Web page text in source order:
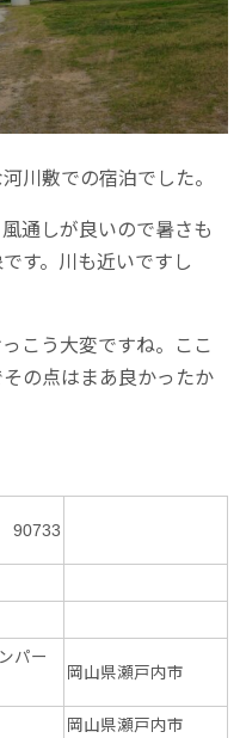
川敷での宿泊でした。
通しが良いので暑さも
す。川も近いですし
こう大変ですね。ここ
の点はまあ良かったか
90733
パー
岡山県瀬戸内市
岡山県瀬戸内市